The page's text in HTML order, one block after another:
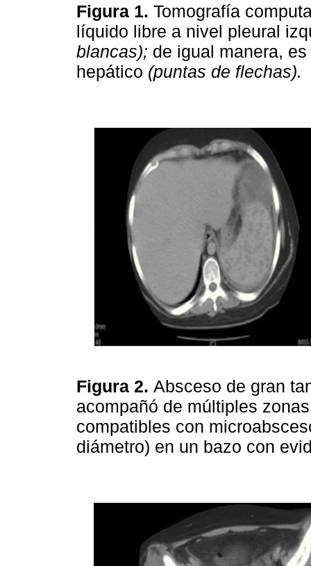
Figura 1. Tomografía
líquido libre a nivel pleural
blancas); de igual manera,
hepático (puntas de flechas).
Figura 2. Absceso de gran
acompañó de múltiples
compatibles con
diámetro) en un bazo con